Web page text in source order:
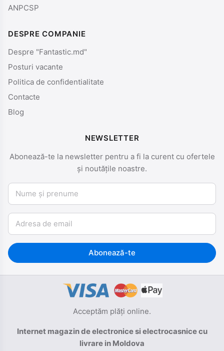
ANPCSP
DESPRE COMPANIE
Despre "Fantastic.md"
Posturi vacante
Politica de confidentialitate
Contacte
Blog
NEWSLETTER
Abonează-te la newsletter pentru a fi la curent cu ofertele
și noutățile noastre.
Nume și prenume
Email
Abonează-te
Acceptăm plăți online.
Internet magazin de electronice si electrocasnice cu
livrare in Moldova